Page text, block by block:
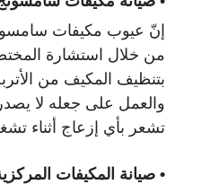
إنّ عيوب مكيفات
من خلال استشارة
بتنظيف المكيف من
والعمل على جعله لا
تشعر بأي إزعاج أثناء
• صيانة المكيفات